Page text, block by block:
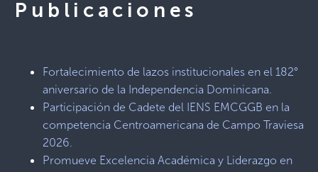
Publicaciones
Fortalecimiento de lazos institucionales en el 182°
aniversario de la Independencia Dominicana.
Participación de Cadete del IENS EMCGGB en la
competencia Centroamericana de Campo Traviesa
2026.
Promueve Excelencia Académica y Liderazgo en